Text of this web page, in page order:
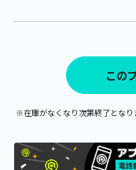
この
※在庫がなくなり次第終了となり